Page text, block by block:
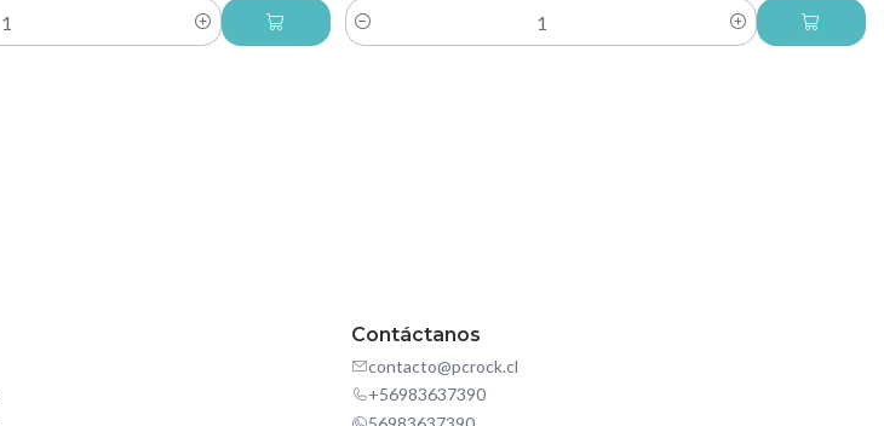
Cantidad
Contáctanos
contacto@pcrock.cl
+56983637390